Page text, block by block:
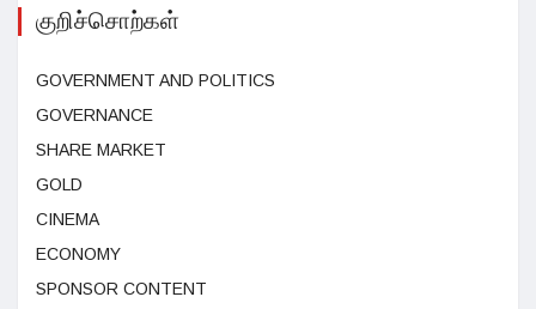
குறிச்சொற்கள்
GOVERNMENT AND POLITICS
GOVERNANCE
SHARE MARKET
GOLD
CINEMA
ECONOMY
SPONSOR CONTENT